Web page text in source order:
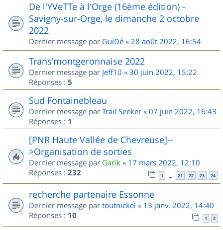
De l'YVeTTe à l'Orge (16ème édition) -
Savigny-sur-Orge, le dimanche 2 octobre
2022
Dernier message par GuiDé « 28 août 2022, 16:54
Trans'montgeronnaise 2022
Dernier message par Jeff10 « 30 juin 2022, 15:22
Réponses : 5
Sud Fontainebleau
Dernier message par Trail Seeker « 07 juin 2022, 16:43
Réponses : 1
[PNR Haute Vallée de Chevreuse]--
>Organisation de sorties
Dernier message par Garik « 17 mars 2022, 12:10
Réponses : 232 1 … 21 22 23 24
recherche partenaire Essonne
Dernier message par toutnickel « 13 janv. 2022, 14:40
Réponses : 10 1 2